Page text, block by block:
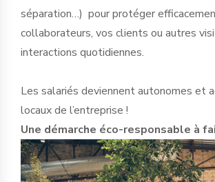
séparation…) pour protéger
collaborateurs, vos clients ou autres
interactions quotidiennes.
Les salariés deviennent autonomes et
locaux de l’entreprise !
Une démarche éco-responsable à